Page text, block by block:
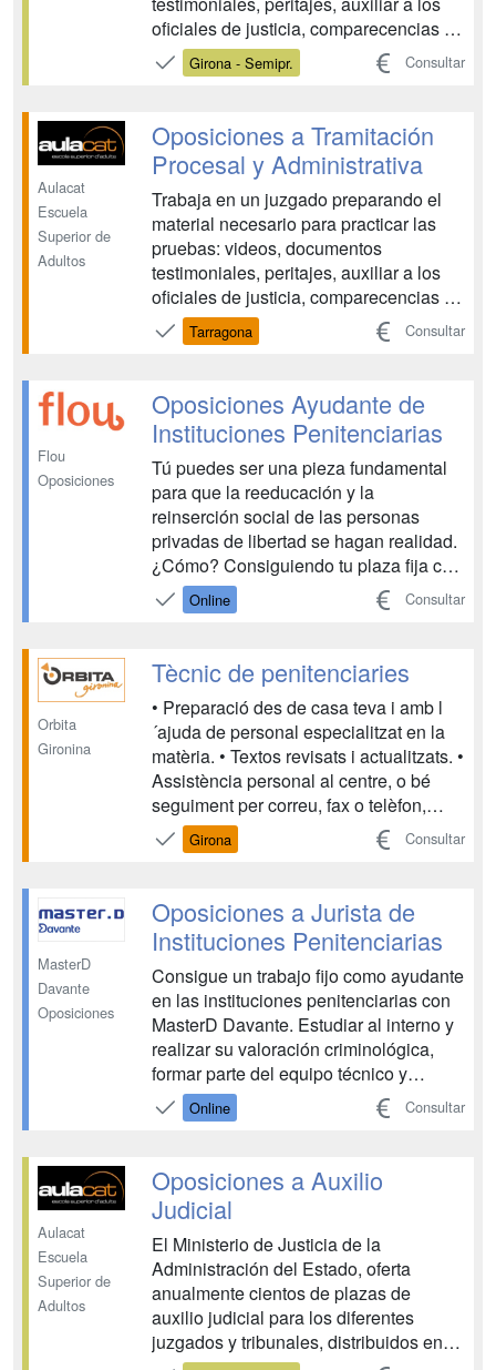
oficiales de justicia, comparecencias y
declaraciones a los testigos y las partes
del proceso. Corresponde al Cuerpo de
colaborar con la actividad procesal de
nivel s...
Girona - Semipr. Consultar
Aulacat
Escuela
Superior de
Adultos
Oposiciones a Tramitación
Procesal y Administrativa
Trabaja en un juzgado preparando el
material necesario para practicar las
pruebas: videos, documentos
testimoniales, peritajes, auxiliar a los
oficiales de justicia, comparecencias y
declaraciones a los testigos y las partes
del proceso. Corresponde al Cuerpo de
colaborar con la actividad procesal de
nivel s...
Tarragona Consultar
Flou
Oposiciones
Oposiciones Ayudante de
Instituciones Penitenciarias
Tú puedes ser una pieza fundamental
para que la reeducación y la
reinserción social de las personas
privadas de libertad se hagan realidad.
¿Cómo? Consiguiendo tu plaza fija con
las oposiciones de Ayudante de
Instituciones Penitenciarias....
Online Consultar
Orbita
Gironina
Tècnic de penitenciaries
• Preparació des de casa teva i amb l
´ajuda de personal especialitzat en la
matèria. • Textos revisats i actualitzats. •
Assistència personal al centre, o bé
seguiment per correu, fax o telèfon,
durant tot el període de formació,
resolent tots els dubtes que puguin
´autoavaluacions que permeten segu...
Girona Consultar
MasterD
Davante
Oposiciones
Oposiciones a Jurista de
Instituciones Penitenciarias
Consigue un trabajo fijo como ayudante
en las instituciones penitenciarias con
MasterD Davante. Estudiar al interno y
realizar su valoración criminológica,
formar parte del equipo técnico y
colaborar en la definición de su
régimen penitenciario, determinando la
regresión de grado y libertad
condicional, redactar ...
Online Consultar
Aulacat
Escuela
Superior de
Adultos
Oposiciones a Auxilio
Judicial
El Ministerio de Justicia de la
Administración del Estado, oferta
anualmente cientos de plazas de
auxilio judicial para los diferentes
juzgados y tribunales, distribuidos en